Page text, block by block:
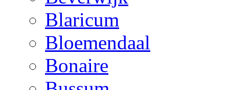
Blaricum
Bloemendaal
Bonaire